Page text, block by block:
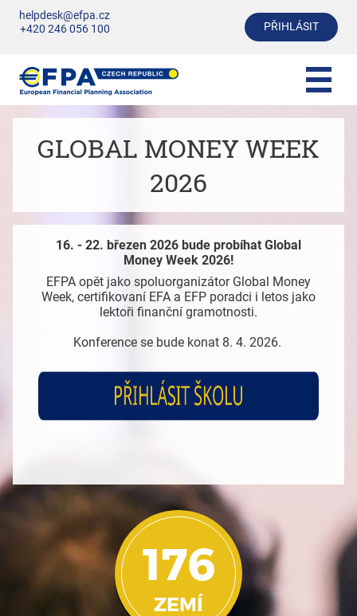
helpdesk@efpa.cz
+420 246 056 100
PŘIHLÁSIT
GLOBAL MONEY WEEK
2026
16. - 22. březen 2026 bude probíhat Global
Money Week 2026!
EFPA opět jako spoluorganizátor Global Money
Week, certifikovaní EFA a EFP poradci i letos jako
lektoři finanční gramotnosti.
Konference se bude konat 8. 4. 2026.
176
ZEMÍ